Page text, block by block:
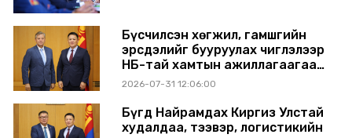
Бүсчилсэн хөгжил, гамшгийн
эрсдэлийг бууруулах чиглэлээр
НҮБ-тай хамтын ажиллагаагаа
өргөжүүлэхээр санал солилцлоо
2026-07-31 12:06:00
Бүгд Найрамдах Киргиз Улстай
худалдаа, тээвэр, логистикийн